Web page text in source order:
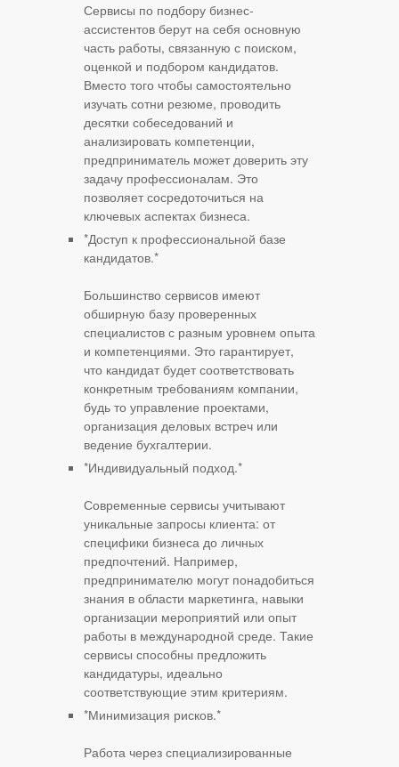
Сервисы по подбору бизнес-
ассистентов берут на себя основную
часть работы, связанную с поиском,
оценкой и подбором кандидатов.
Вместо того чтобы самостоятельно
изучать сотни резюме, проводить
десятки собеседований и
анализировать компетенции,
предприниматель может доверить эту
задачу профессионалам. Это
позволяет сосредоточиться на
ключевых аспектах бизнеса.
*Доступ к профессиональной базе
кандидатов.*
Большинство сервисов имеют
обширную базу проверенных
специалистов с разным уровнем опыта
и компетенциями. Это гарантирует,
что кандидат будет соответствовать
конкретным требованиям компании,
будь то управление проектами,
организация деловых встреч или
ведение бухгалтерии.
*Индивидуальный подход.*
Современные сервисы учитывают
уникальные запросы клиента: от
специфики бизнеса до личных
предпочтений. Например,
предпринимателю могут понадобиться
знания в области маркетинга, навыки
организации мероприятий или опыт
работы в международной среде. Такие
сервисы способны предложить
кандидатуры, идеально
соответствующие этим критериям.
*Минимизация рисков.*
Работа через специализированные